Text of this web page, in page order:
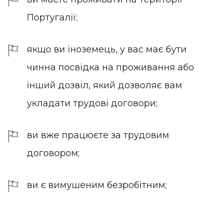
Португалії;
якщо ви іноземець, у вас має бути
чинна посвідка на проживання або
інший дозвіл, який дозволяє вам
укладати трудові договори;
ви вже працюєте за трудовим
договором;
ви є вимушеним безробітним;